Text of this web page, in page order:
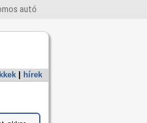
autó
hírek